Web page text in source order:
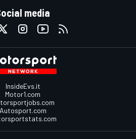
media
InsideEvs.it
Motor1.com
Autosport.com